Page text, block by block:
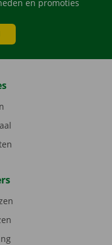
en promoties